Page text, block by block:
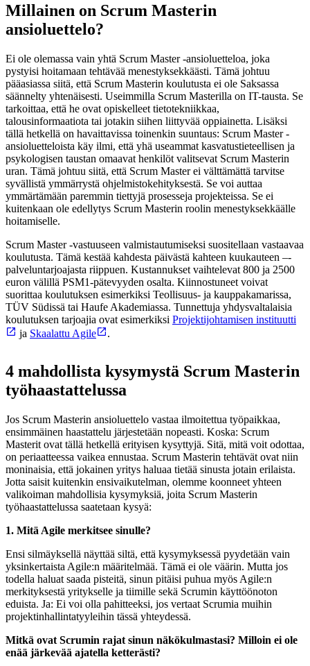
Millainen on Scrum Masterin
ansioluettelo?
Ei ole olemassa vain yhtä Scrum Master -ansioluetteloa, joka
pystyisi hoitamaan tehtävää menestyksekkäästi. Tämä johtuu
pääasiassa siitä, että Scrum Masterin koulutusta ei ole Saksassa
säännelty yhtenäisesti. Useimmilla Scrum Masterilla on IT-tausta. Se
tarkoittaa, että he ovat opiskelleet tietotekniikkaa,
talousinformaatiota tai jotakin siihen liittyvää oppiainetta. Lisäksi
tällä hetkellä on havaittavissa toinenkin suuntaus: Scrum Master -
ansioluetteloista käy ilmi, että yhä useammat kasvatustieteellisen ja
psykologisen taustan omaavat henkilöt valitsevat Scrum Masterin
uran. Tämä johtuu siitä, että Scrum Master ei välttämättä tarvitse
syvällistä ymmärrystä ohjelmistokehityksestä. Se voi auttaa
ymmärtämään paremmin tiettyjä prosesseja projekteissa. Se ei
kuitenkaan ole edellytys Scrum Masterin roolin menestyksekkäälle
hoitamiselle.
Scrum Master -vastuuseen valmistautumiseksi suositellaan vastaavaa
koulutusta. Tämä kestää kahdesta päivästä kahteen kuukauteen –-
palveluntarjoajasta riippuen. Kustannukset vaihtelevat 800 ja 2500
euron välillä PSM1-pätevyyden osalta. Kiinnostuneet voivat
suorittaa koulutuksen esimerkiksi Teollisuus- ja kauppakamarissa,
TÜV Südissä tai Haufe Akademiassa. Tunnettuja yhdysvaltalaisia
koulutuksen tarjoajia ovat esimerkiksi Projektijohtamisen instituutti
ja Skaalattu Agile .
4 mahdollista kysymystä Scrum Masterin
työhaastattelussa
Jos Scrum Masterin ansioluettelo vastaa ilmoitettua työpaikkaa,
ensimmäinen haastattelu järjestetään nopeasti. Koska: Scrum
Masterit ovat tällä hetkellä erityisen kysyttyjä. Sitä, mitä voit odottaa,
on periaatteessa vaikea ennustaa. Scrum Masterin tehtävät ovat niin
moninaisia, että jokainen yritys haluaa tietää sinusta jotain erilaista.
Jotta saisit kuitenkin ensivaikutelman, olemme koonneet yhteen
valikoiman mahdollisia kysymyksiä, joita Scrum Masterin
työhaastattelussa saatetaan kysyä:
1. Mitä Agile merkitsee sinulle?
Ensi silmäyksellä näyttää siltä, että kysymyksessä pyydetään vain
yksinkertaista Agile:n määritelmää. Tämä ei ole väärin. Mutta jos
todella haluat saada pisteitä, sinun pitäisi puhua myös Agile:n
merkityksestä yritykselle ja tiimille sekä Scrumin käyttöönoton
eduista. Ja: Ei voi olla pahitteeksi, jos vertaat Scrumia muihin
projektinhallintatyyleihin tässä yhteydessä.
Mitkä ovat Scrumin rajat sinun näkökulmastasi? Milloin ei ole
enää järkevää ajatella ketterästi?